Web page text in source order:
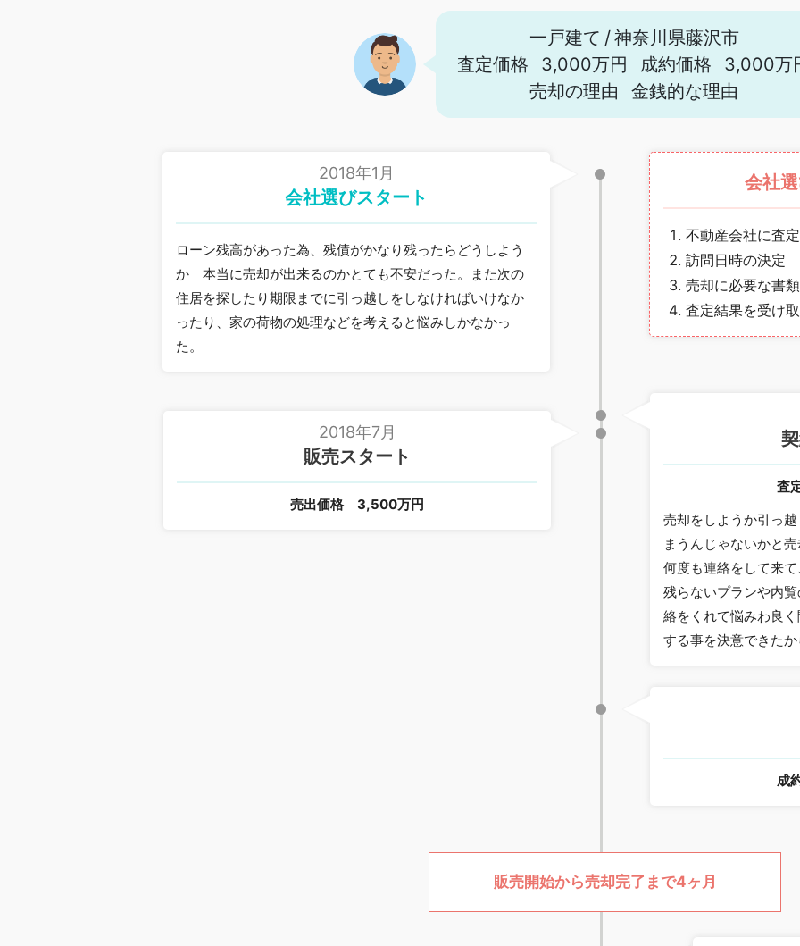
一戸建て /神奈川県藤沢市
査定価格
3,000万円 成約価格
3,000万
売却の理由
金銭的な理由
2018年1月
会社選びスタート
ローン残高があった為、残債がかなり残ったらどうしよう
か 本当に売却が出来るのかとても不安だった。また次の
住居を探したり期限までに引っ越しをしなければいけなか
ったり、家の荷物の処理などを考えると悩みしかなかっ
た。
会社
不動産会社に査
訪問日時の決定
売却に必要な書
査定結果を受け
査
売却をしようか引っ
まうんじゃないかと
何度も連絡をして来
残らないプランや内
絡をくれて悩みわ良
する事を決意できた
2018年7月
販売スタート
売出価格 3,500万円
成
販売開始から売却完了まで4ヶ月